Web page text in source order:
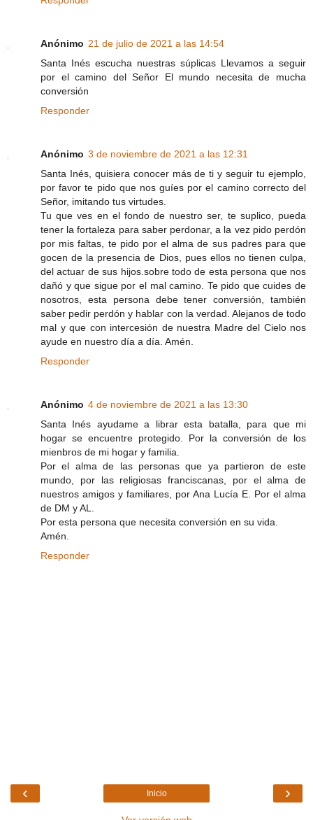
Anónimo 21 de julio de 2021 a las 14:54
Santa Inés escucha nuestras súplicas Llevamos a seguir
por el camino del Señor El mundo necesita de mucha
conversión
Responder
Anónimo 3 de noviembre de 2021 a las 12:31
Santa Inés, quisiera conocer más de ti y seguir tu ejemplo,
por favor te pido que nos guíes por el camino correcto del
Señor, imitando tus virtudes.
Tu que ves en el fondo de nuestro ser, te suplico, pueda
tener la fortaleza para saber perdonar, a la vez pido perdón
por mis faltas, te pido por el alma de sus padres para que
gocen de la presencia de Dios, pues ellos no tienen culpa,
del actuar de sus hijos.sobre todo de esta persona que nos
dañó y que sigue por el mal camino. Te pido que cuides de
nosotros, esta persona debe tener conversión, también
saber pedir perdón y hablar con la verdad. Alejanos de todo
mal y que con intercesión de nuestra Madre del Cielo nos
ayude en nuestro día a día. Amén.
Responder
Anónimo 4 de noviembre de 2021 a las 13:30
Santa Inés ayudame a librar esta batalla, para que mi
hogar se encuentre protegido. Por la conversión de los
mienbros de mi hogar y familia.
Por el alma de las personas que ya partieron de este
mundo, por las religiosas franciscanas, por el alma de
nuestros amigos y familiares, por Ana Lucía E. Por el alma
de DM y AL.
Por esta persona que necesita conversión en su vida.
Amén.
Responder
‹ ›
Inicio